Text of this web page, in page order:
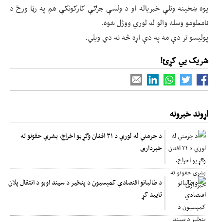
یوه ښځینه وتلې خبریاله او د ولسې جرګې کارکونکې هم په رڼا ورځ د
نامعلومو وسله والو له لوري ووژل شوه.
پولیسو تر دې مه په دې اړه څه نه دي ویلي.
شریک یي کړئ!
اړوند خبرونه
د جرمني له لوري د ۳۱ افغان وګړیو اخراج، بشري حقونو ته
خبرداری
د طالبانو اقتصادي کمېسیون د پنځیر د سیند اوبو د انتقال پلان
تایید کړ